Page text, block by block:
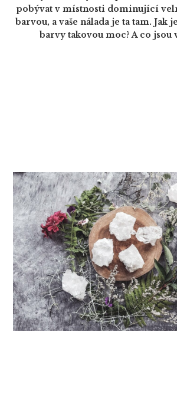
pobývat v místnosti dominující
barvou, a vaše nálada je ta tam. Jak
barvy takovou moc? A co jsou